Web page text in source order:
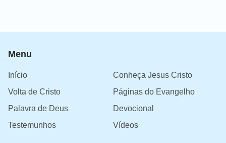
Menu
Início
Conheça Jesus Cristo
Volta de Cristo
Páginas do Evangelho
Palavra de Deus
Devocional
Testemunhos
Vídeos